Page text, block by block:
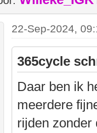
22-Sep-2024,
365cycle
Daar ben ik
meerdere
rijden zonder